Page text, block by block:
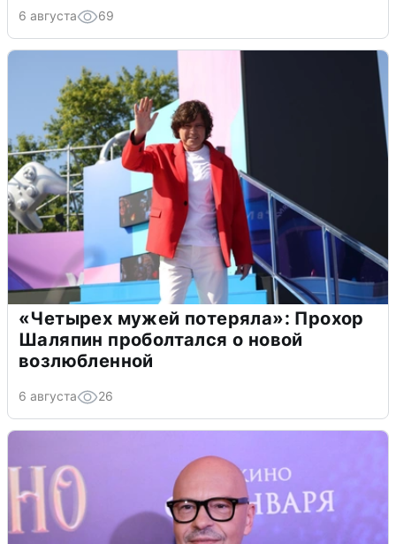
6 августа 69
«Четырех мужей потеряла»: Прохор
Шаляпин проболтался о новой
возлюбленной
6 августа 26